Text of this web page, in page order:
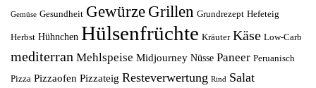
Gemüse Gesundheit Gewürze Grillen Grundrezept Hefeteig
Herbst Hühnchen Hülsenfrüchte Kräuter Käse Low-Carb
mediterran Mehlspeise Midjourney Nüsse Paneer Peruanisch
Pizza Pizzaofen Pizzateig Resteverwertung Rind Salat